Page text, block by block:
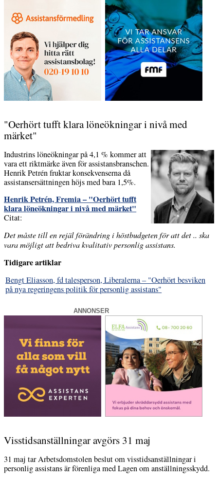
"Oerhört tufft klara löneökningar i nivå med
märket"
Industrins löneökningar på 4,1 % kommer att
vara ett riktmärke även för assistansbranschen.
Henrik Petrén fruktar konsekvenserna då
assistansersättningen höjs med bara 1,5%.
Henrik Petrén, Fremia – "Oerhört tufft
klara löneökningar i nivå med märket"
Citat:
Det måste till en rejäl förändring i höstbudgeten för att det .. ska
vara möjligt att bedriva kvalitativ personlig assistans.
Tidigare artiklar
Bengt Eliasson, fd talesperson, Liberalerna – "Oerhört besviken
på nya regeringens politik för personlig assistans"
ANNONSER
Visstidsanställningar avgörs 31 maj
31 maj tar Arbetsdomstolen beslut om visstidsanställningar i
personlig assistans är förenliga med Lagen om anställningsskydd.